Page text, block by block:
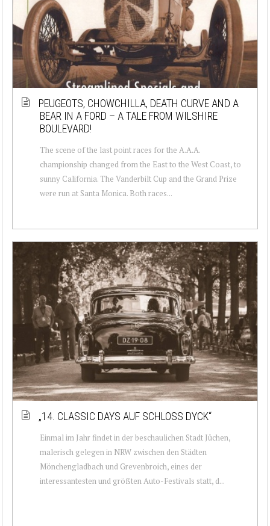
PEUGEOTS, CHOWCHILLA, DEATH CURVE AND A
BEAR IN A FORD – A TALE FROM WILSHIRE
BOULEVARD!
The scene of the last point races for the A.A.A.
championship changed from the East to the West Coast, to
sunny California. The Vanderbilt Cup and the Grand Prize
were run at Santa Monica. Both races...
„14. CLASSIC DAYS AUF SCHLOSS DYCK“
Einmal im Jahr findet in der beschaulichen Stadt Jüchen,
malerisch gelegen in NRW zwischen den Städten
Mönchengladbach und Grevenbroich, eines der
interessantesten und größten Auto-Festivals statt, d...